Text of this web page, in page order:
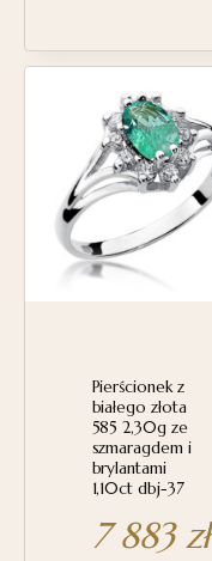
Pierścionek z
białego złota
585 2,30g ze
szmaragdem i
brylantami
1,10ct dbj-37
7 883zł